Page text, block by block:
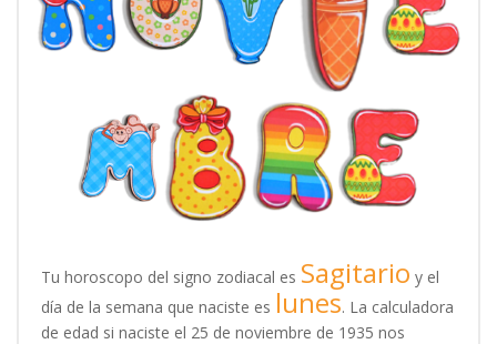
Tu horoscopo del signo zodiacal es Sagitario y el
día de la semana que naciste es lunes. La calculadora
de edad si naciste el 25 de noviembre de 1935 nos